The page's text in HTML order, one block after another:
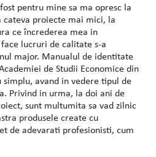
pentru mine sa ma opresc la
cateva proiecte mai mici, la
ce încrederea mea in
lucruri de calitate s-a
major. Manualul de identitate
de Studii Economice din
simplu, avand in vedere tipul de
Privind in urma, la doi ani de
sunt multumita sa vad zilnic
produsele create cu
de adevarati profesionisti, cum